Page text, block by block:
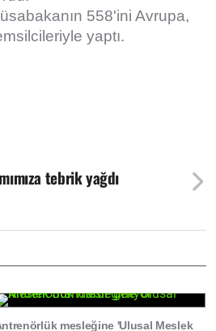
558'ini Avrupa,
yaptı.​​​​​​​​​​
tebrik yağdı
mesleğine 'Ulusal Meslek